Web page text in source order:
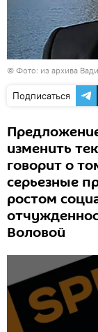
© Фото: из архива
Подписаться
изменить
говорит о
серьезные
ростом
Воловой